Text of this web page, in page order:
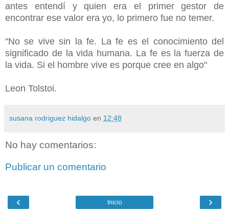
antes entendí y quien era el primer gestor de
encontrar ese valor era yo, lo primero fue no temer.
"No se vive sin la fe. La fe es el conocimiento del
significado de la vida humana. La fe es la fuerza de
la vida. Si el hombre vive es porque cree en algo"
Leon Tolstoi.
susana rodriguez hidalgo en 12:48
No hay comentarios:
Publicar un comentario
‹ ›
Inicio